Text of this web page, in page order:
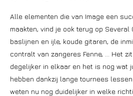
Alle elementen die van Image een
maakten, vind je ook terug op Several
baslijnen en ijle, koude gitaren, de
contralt van zangeres Fenne, … Het
degelijker in elkaar en het is nog wat
hebben dankzij lange tournees
weten nu nog duidelijker in welke